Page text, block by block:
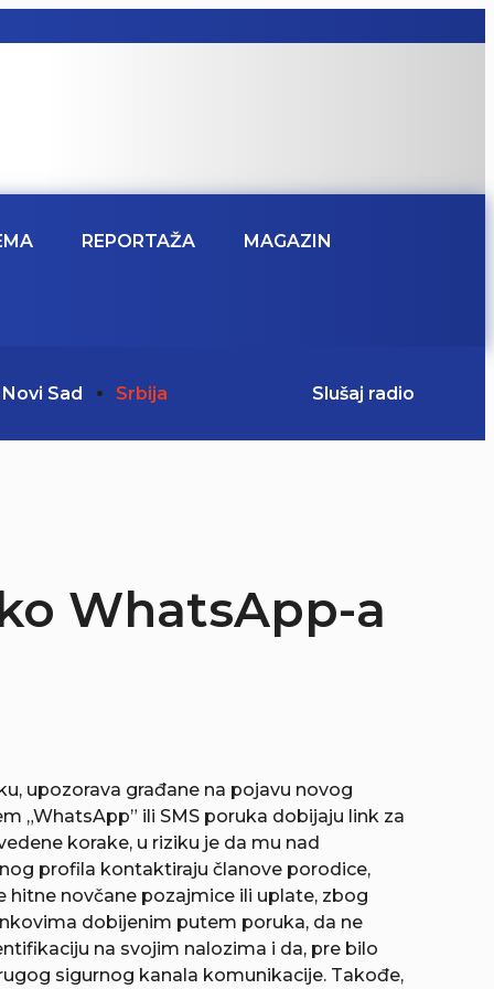
REPORTAŽA MAGAZIN
Novi Sad Srbija Slušaj radio
WhatsApp-a
upozorava građane na pojavu novog
„WhatsApp” ili SMS poruka dobijaju link za
korake, u riziku je da mu nad
profila kontaktiraju članove porodice,
hitne novčane pozajmice ili uplate, zbog
dobijenim putem poruka, da ne
na svojim nalozima i da, pre bilo
sigurnog kanala komunikacije. Takođe,